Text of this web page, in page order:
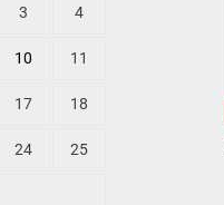
3 4
10 11
17 18
24 25